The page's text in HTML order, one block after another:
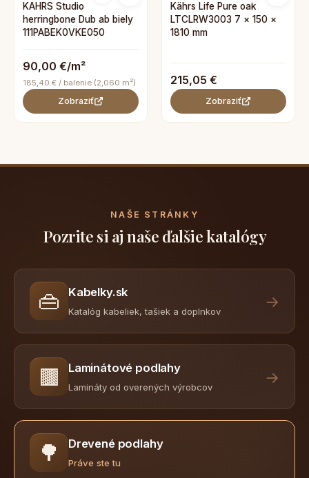
KAHRS Studio
herringbone Dub ab biely
111PABEK0VKE050
90,00 €/m²
185,40 € / balenie (2,060 m²)
Zobraziť
Kährs Life Pure oak
LTCLRW3003 7 × 150 ×
1810 mm
215,05 €
Zobraziť
NAŠE STRÁNKY
Pozrite si aj naše ďalšie katalógy
👜 Kabelky.sk
Katalóg kabeliek, tašiek a doplnkov
→
🟫 Laminátové podlahy
Lamináty od overených výrobcov
→
🌳 Drevené podlahy
Práve ste tu